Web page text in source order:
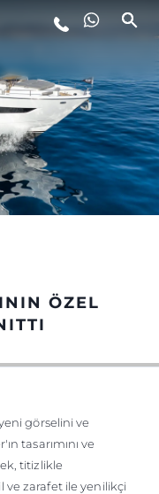
DEĞERINI
ÖZEL
görselini ve
tasarımını ve
titizlikle
zarafet ile yenilikçi